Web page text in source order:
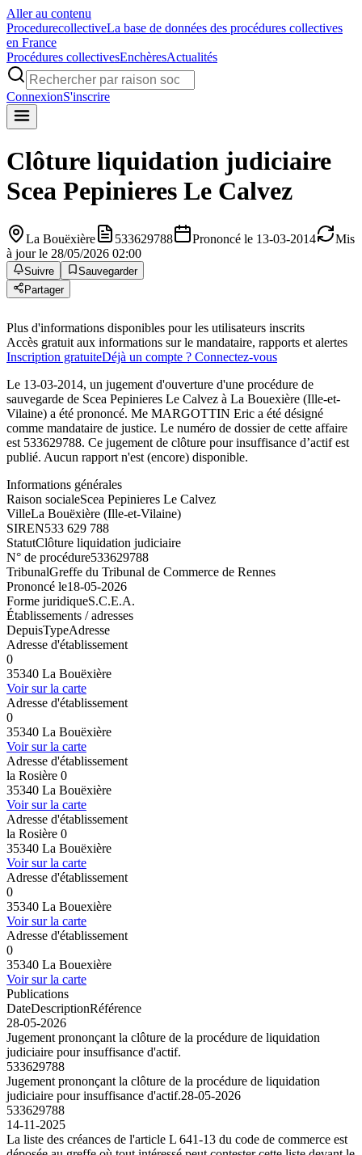
Aller au contenu
ProcedurecollectiveLa base de données des procédures collectives
en France
Procédures collectivesEnchèresActualités
ConnexionS'inscrire
Clôture liquidation judiciaire
Scea Pepinieres Le Calvez
La Bouëxière 533629788 Prononcé le 13-03-2014
Mis
à jour le 28/05/2026 02:00
Suivre
Sauvegarder
Partager
Plus d'informations disponibles pour les utilisateurs inscrits
Accès gratuit aux informations sur le mandataire, rapports et alertes
Inscription gratuiteDéjà un compte ? Connectez-vous
Le 13-03-2014, un jugement d'ouverture d'une procédure de
sauvegarde de Scea Pepinieres Le Calvez à La Bouexière (Ille-et-
Vilaine) a été prononcé. Me MARGOTTIN Eric a été désigné
comme mandataire de justice. Le numéro de dossier de cette affaire
est 533629788. Ce jugement de clôture pour insuffisance d’actif est
publié. Aucun rapport n'est (encore) disponible.
Informations générales
Raison socialeScea Pepinieres Le Calvez
VilleLa Bouëxière (Ille-et-Vilaine)
SIREN533 629 788
StatutClôture liquidation judiciaire
N° de procédure533629788
TribunalGreffe du Tribunal de Commerce de Rennes
Prononcé le18-05-2026
Forme juridiqueS.C.E.A.
Établissements / adresses
DepuisTypeAdresse
Adresse d'établissement
0
35340 La Bouëxière
Voir sur la carte
Adresse d'établissement
0
35340 La Bouëxière
Voir sur la carte
Adresse d'établissement
la Rosière 0
35340 La Bouëxière
Voir sur la carte
Adresse d'établissement
la Rosière 0
35340 La Bouëxière
Voir sur la carte
Adresse d'établissement
0
35340 La Bouexière
Voir sur la carte
Adresse d'établissement
0
35340 La Bouexière
Voir sur la carte
Publications
DateDescriptionRéférence
28-05-2026
Jugement prononçant la clôture de la procédure de liquidation
judiciaire pour insuffisance d'actif.
533629788
Jugement prononçant la clôture de la procédure de liquidation
judiciaire pour insuffisance d'actif.28-05-2026
533629788
14-11-2025
La liste des créances de l'article L 641-13 du code de commerce est